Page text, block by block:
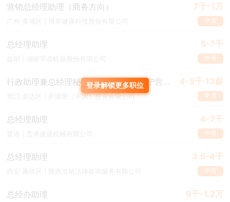
营销总经理助理（商务方向） 7千-1万
申请
总经理助理 5-7千
申请
行政助理兼总经理秘书（工作地点：辽宁营口） 4-5千·13薪
营口·老边区 | 萨固密（中国）投资有限公司 申请
总经理助理 4-7千
申请
总经理助理 3.5-4千
申请
总经办助理 9千-1.2万
登录解锁更多职位